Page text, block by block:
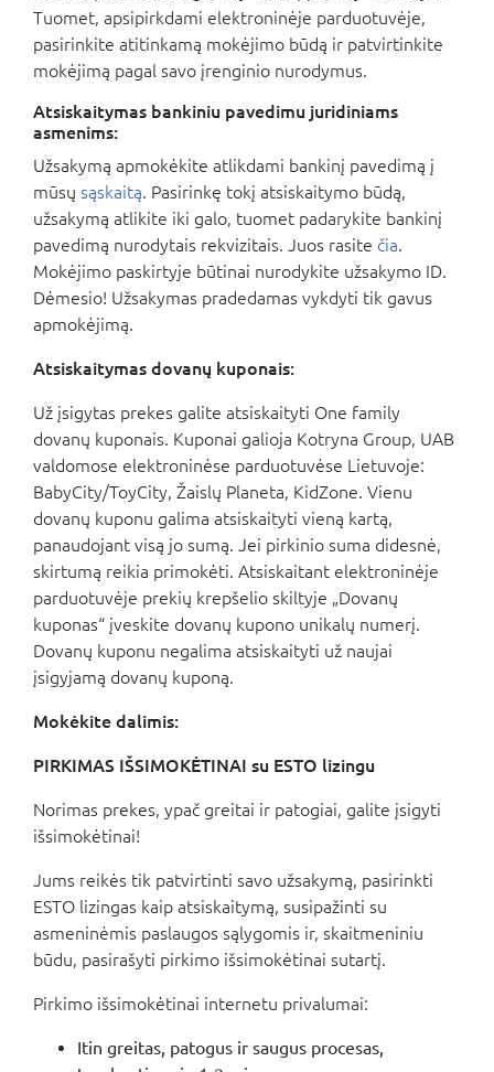
Tuomet, apsipirkdami elektroninėje parduotuvėje,
pasirinkite atitinkamą mokėjimo būdą ir patvirtinkite
mokėjimą pagal savo įrenginio nurodymus.
Atsiskaitymas bankiniu pavedimu juridiniams
asmenims:
Užsakymą apmokėkite atlikdami bankinį pavedimą į
mūsų sąskaitą. Pasirinkę tokį atsiskaitymo būdą,
užsakymą atlikite iki galo, tuomet padarykite bankinį
pavedimą nurodytais rekvizitais. Juos rasite čia.
Mokėjimo paskirtyje būtinai nurodykite užsakymo ID.
Dėmesio! Užsakymas pradedamas vykdyti tik gavus
apmokėjimą.
Atsiskaitymas dovanų kuponais:
Už įsigytas prekes galite atsiskaityti One family
dovanų kuponais. Kuponai galioja Kotryna Group, UAB
valdomose elektroninėse parduotuvėse Lietuvoje:
BabyCity/ToyCity, Žaislų Planeta, KidZone. Vienu
dovanų kuponu galima atsiskaityti vieną kartą,
panaudojant visą jo sumą. Jei pirkinio suma didesnė,
skirtumą reikia primokėti. Atsiskaitant elektroninėje
parduotuvėje prekių krepšelio skiltyje „Dovanų
kuponas“ įveskite dovanų kupono unikalų numerį.
Dovanų kuponu negalima atsiskaityti už naujai
įsigyjamą dovanų kuponą.
Mokėkite dalimis:
PIRKIMAS IŠSIMOKĖTINAI su ESTO lizingu
Norimas prekes, ypač greitai ir patogiai, galite įsigyti
išsimokėtinai!
Jums reikės tik patvirtinti savo užsakymą, pasirinkti
ESTO lizingas kaip atsiskaitymą, susipažinti su
asmeninėmis paslaugos sąlygomis ir, skaitmeniniu
būdu, pasirašyti pirkimo išsimokėtinai sutartį.
Pirkimo išsimokėtinai internetu privalumai:
Itin greitas, patogus ir saugus procesas,